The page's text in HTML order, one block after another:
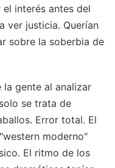
interés antes del
ver justicia. Querían
sobre la soberbia de
la gente al analizar
se trata de
Error total. El
moderno"
El ritmo de los